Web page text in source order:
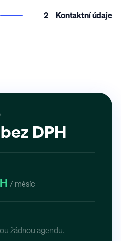
2 Kontaktní údaje
DPH
/ měsíc
žádnou agendu.